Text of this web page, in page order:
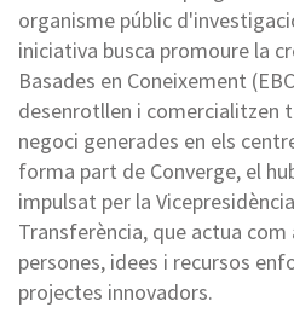
organisme públic
iniciativa busca promoure la
Basades en Coneixement
desenrotllen i comercialitzen
negoci generades en els
forma part de Converge, el
impulsat per la
Transferència, que actua
persones, idees i recursos
projectes innovadors.